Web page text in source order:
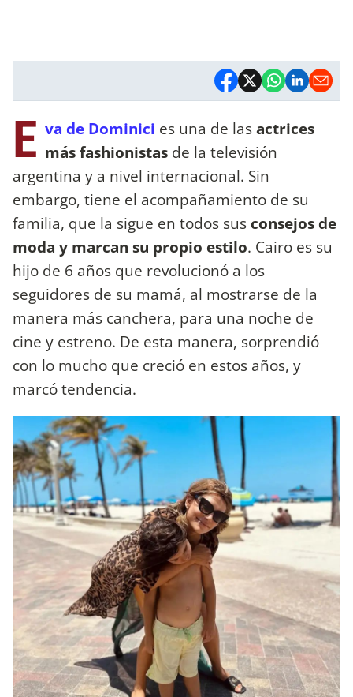
E va de Dominici es una de lasactrices
más fashionistas de la televisión
argentina y a nivel internacional. Sin
embargo, tiene el acompañamiento de su
familia, que la sigue en todos sus consejos de
moda y marcan su propio estilo. Cairo es su
hijo de 6 años que revolucionó a los
seguidores de su mamá, al mostrarse de la
manera más canchera, para una noche de
cine y estreno. De esta manera, sorprendió
con lo mucho que creció en estos años, y
marcó tendencia.